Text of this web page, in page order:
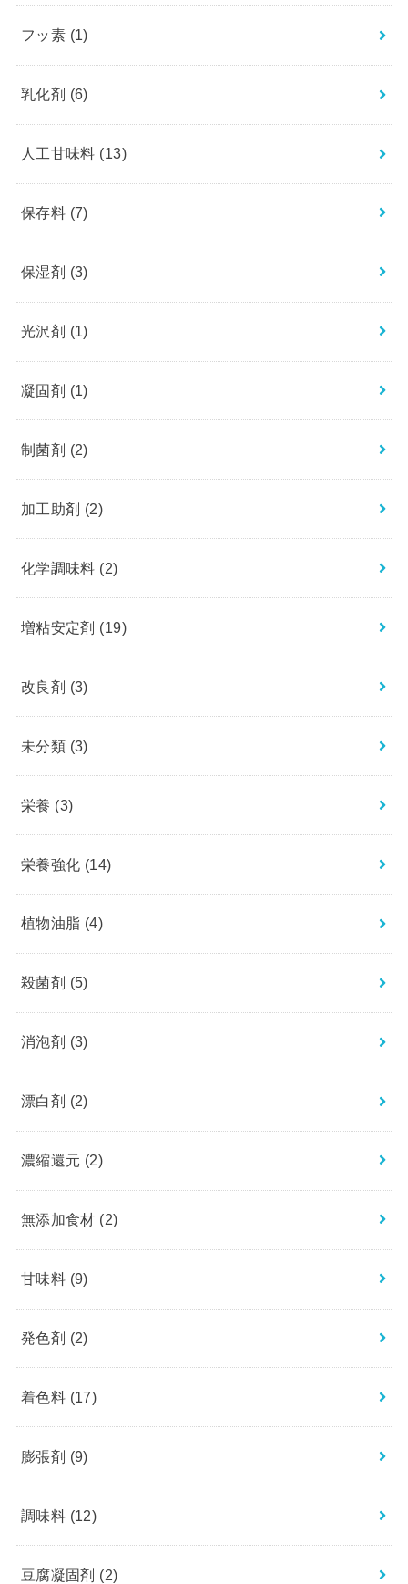
フッ素 (1)
乳化剤 (6)
人工甘味料 (13)
保存料 (7)
保湿剤 (3)
光沢剤 (1)
凝固剤 (1)
制菌剤 (2)
加工助剤 (2)
化学調味料 (2)
増粘安定剤 (19)
改良剤 (3)
未分類 (3)
栄養 (3)
栄養強化 (14)
植物油脂 (4)
殺菌剤 (5)
消泡剤 (3)
漂白剤 (2)
濃縮還元 (2)
無添加食材 (2)
甘味料 (9)
発色剤 (2)
着色料 (17)
膨張剤 (9)
調味料 (12)
豆腐凝固剤 (2)